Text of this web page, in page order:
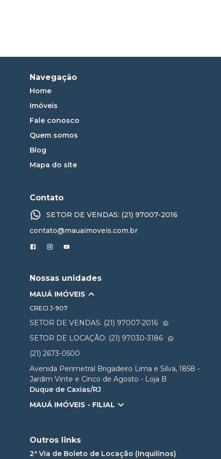
Navegação
Home
Imóveis
Fale conosco
Quem somos
Blog
Mapa do site
Contato
SETOR DE VENDAS: (21) 97007-2016
contato@mauaimoveis.com.br
Nossas unidades
MAUÁ IMÓVEIS
CRECI J-907
SETOR DE VENDAS: (21) 97007-2016
SETOR DE LOCAÇÃO: (21) 97030-3186
(21) 2673-0500
Avenida Perimetral Brigadeiro Lima e Silva, 1858 -
Jardim Vinte e Cinco de Agosto - Loja B
Duque de Caxias/RJ
MAUÁ IMÓVEIS - FILIAL
Outros links
2ª Via de Boleto de Locação (Inquilinos)